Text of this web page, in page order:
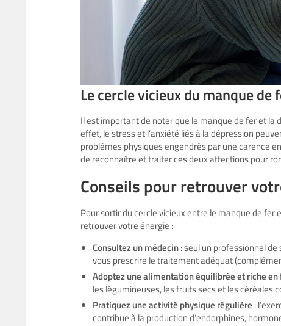
Le cercle vicieux du manque de
Il est important de noter que le manque de fer et la
effet, le stress et l’anxiété liés à la dépression
problèmes physiques engendrés par une carence
de reconnaître et traiter ces deux affections pour
Conseils pour retrouver
Pour sortir du cercle vicieux entre le manque de fer
retrouver votre énergie :
Consultez un médecin: seul un professionnel
vous prescrire le traitement adéquat
Adoptez une alimentation équilibrée et riche en
les légumineuses, les fruits secs et les céréales
Pratiquez une activité physique régulière :
contribue à la production d’endorphines,